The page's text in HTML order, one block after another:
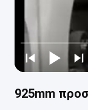
925mm